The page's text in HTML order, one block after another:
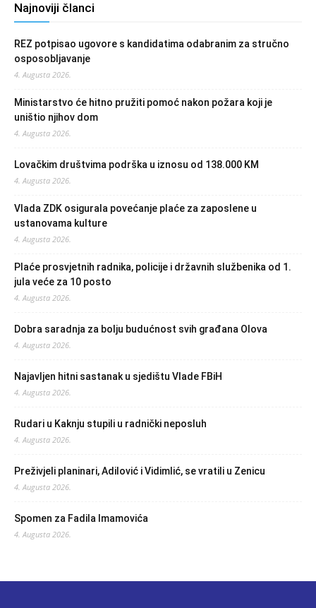
Najnoviji članci
REZ potpisao ugovore s kandidatima odabranim za stručno
osposobljavanje
4. Augusta 2026.
Ministarstvo će hitno pružiti pomoć nakon požara koji je
uništio njihov dom
4. Augusta 2026.
Lovačkim društvima podrška u iznosu od 138.000 KM
4. Augusta 2026.
Vlada ZDK osigurala povećanje plaće za zaposlene u
ustanovama kulture
4. Augusta 2026.
Plaće prosvjetnih radnika, policije i državnih službenika od 1.
jula veće za 10 posto
4. Augusta 2026.
Dobra saradnja za bolju budućnost svih građana Olova
4. Augusta 2026.
Najavljen hitni sastanak u sjedištu Vlade FBiH
4. Augusta 2026.
Rudari u Kaknju stupili u radnički neposluh
4. Augusta 2026.
Preživjeli planinari, Adilović i Vidimlić, se vratili u Zenicu
4. Augusta 2026.
Spomen za Fadila Imamovića
4. Augusta 2026.